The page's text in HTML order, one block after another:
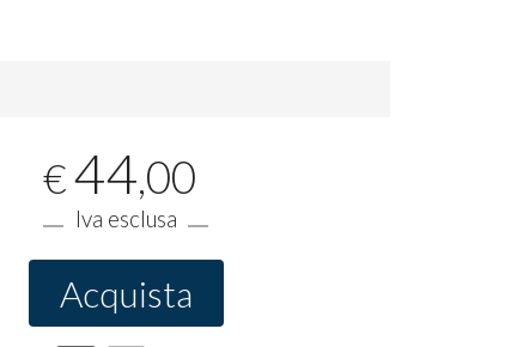
€44,00
Iva esclusa
Acquista